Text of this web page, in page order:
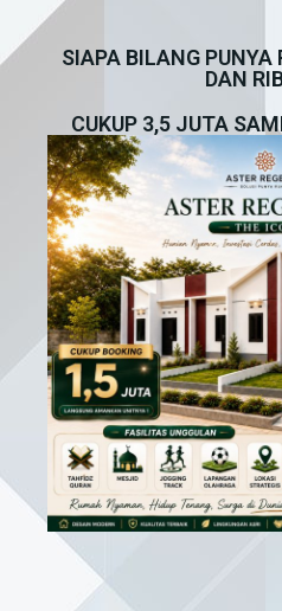
SIAPA BILANG
DAN
CUKUP 3,5 JUTA